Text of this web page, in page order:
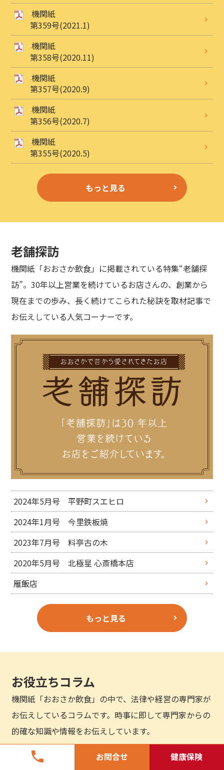
phone お問合せ 健康保険
機関紙
第359号(2021.1)
機関紙
第358号(2020.11)
機関紙
第357号(2020.9)
機関紙
第356号(2020.7)
機関紙
第355号(2020.5)
もっと見る
老舗探訪
機関紙「おおさか飲食」に掲載されている特集“老舗探
訪”。30年以上営業を続けているお店さんの、創業から
現在までの歩み、長く続けてこられた秘訣を取材記事で
お伝えしている人気コーナーです。
2024年5月号 平野町スエヒロ
2024年1月号 今里鉄板焼
2023年7月号 料亭古の木
2020年5月号 北極星 心斎橋本店
雁飯店
もっと見る
お役立ちコラム
機関紙「おおさか飲食」の中で、法律や経営の専門家が
お伝えしているコラムです。時事に即して専門家からの
的確な知識や情報をお伝えしています。